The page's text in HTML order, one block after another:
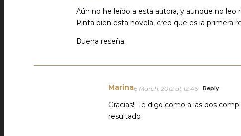
Aún no he leído a esta autora, y aunque no
Pinta bien esta novela, creo que es la primera
Buena reseña.
Marina6 March, 2012 at 12:46 Reply
Gracias!! Te digo como a las dos
resultado